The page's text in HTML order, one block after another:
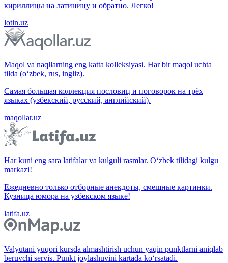
кириллицы на латиницу и обратно. Легко!
lotin.uz
Maqol va naqllarning eng katta kolleksiyasi. Har bir maqol uchta
tilda (o‘zbek, rus, ingliz).
Самая большая коллекция пословиц и поговорок на трёх
языках (узбекский, русский, английский).
maqollar.uz
Har kuni eng sara latifalar va kulguli rasmlar. O‘zbek tilidagi kulgu
markazi!
Ежедневно только отборные анекдоты, смешные картинки.
Кузница юмора на узбекском языке!
latifa.uz
Valyutani yuqori kursda almashtirish uchun yaqin punktlarni aniqlab
beruvchi servis. Punkt joylashuvini kartada ko‘rsatadi.